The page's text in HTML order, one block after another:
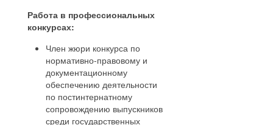
Работа в профессиональных
конкурсах:
Член жюри конкурса по
нормативно-правовому и
документационному
обеспечению деятельности
по постинтернатному
сопровождению выпускников
среди государственных